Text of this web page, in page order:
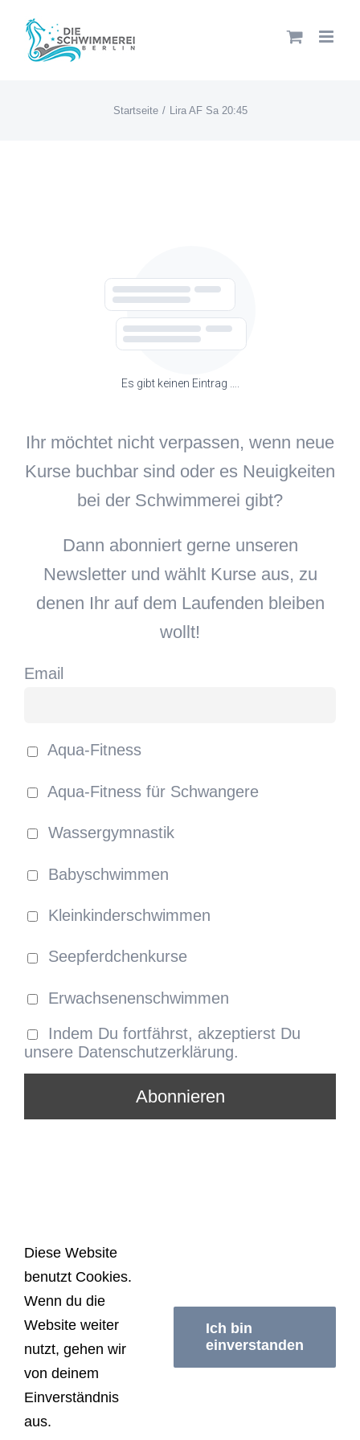
Zum
Inhalt
Startseite Lira AF Sa 20:45
Es gibt keinen Eintrag ….
Ihr möchtet nicht verpassen, wenn neue
Kurse buchbar sind oder es Neuigkeiten
bei der Schwimmerei gibt?
Dann abonniert gerne unseren
Newsletter und wählt Kurse aus, zu
denen Ihr auf dem Laufenden bleiben
wollt!
Email
Aqua-Fitness
Aqua-Fitness für Schwangere
Wassergymnastik
Babyschwimmen
Kleinkinderschwimmen
Seepferdchenkurse
Erwachsenenschwimmen
Indem Du fortfährst, akzeptierst Du
unsere Datenschutzerklärung.
© Copyright2026 | Schwimmerei Berlin | All
Rights Reserved |
Impressum/Datenschutzerklärung|
Diese Website
benutzt Cookies.
Wenn du die
Website weiter
nutzt, gehen wir
von deinem
Einverständnis
aus.
Ich bin
einverstanden